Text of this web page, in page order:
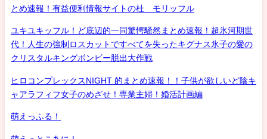
とめ速報！有益便利情報サイトの杜 モリッフル
ユキユキッフル！ど底辺的一同驚愕騒然まとめ速報！超氷河期世
代！人生の強制ロスカットですべてを失ったキグナス氷子の愛の
クリスタルキングボンビー脱出大作戦
ヒロコンプレックスNIGHT 的まとめ速報！！子供が欲しいど陰キ
ャアラフィフ女子のめざせ！専業主婦！婚活計画編
萌えっふる！